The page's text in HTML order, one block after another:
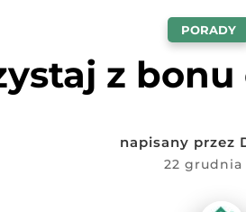
PORADY
z
napisany przez
22 grudnia